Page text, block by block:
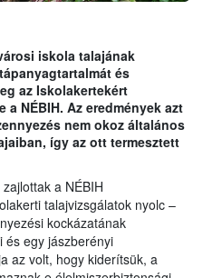
iskola talajának
és
az Iskolakertekért
NÉBIH. Az eredmények azt
nem okoz általános
így az ott termesztett
a NÉBIH
talajvizsgálatok nyolc –
kockázatának
és egy jászberényi
az volt, hogy kiderítsük, a